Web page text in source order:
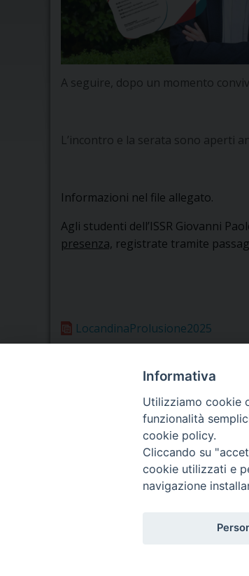
A seguire, dopo un momento
L’incontro e la serata sono aperti
Informazioni nel file allegato.
Agli studenti dell’ISSR Giovanni
presenza, registrate tramite
LocandinaProlusione2025
Seminario Vescovile di Treviso
p.tta Benedetto XI, 2
Informativa
Utilizziamo cookie
funzionalità
cookie policy.
Cliccando su
cookie utilizzati e
navigazione